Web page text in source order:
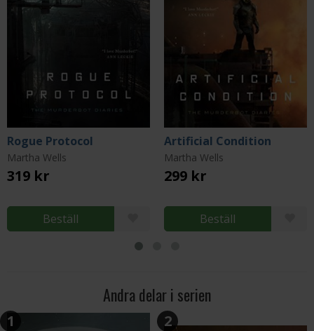
Rogue Protocol
Martha Wells
319 kr
Beställ
Artificial Condition
Martha Wells
299 kr
Beställ
Andra delar i serien
1 2